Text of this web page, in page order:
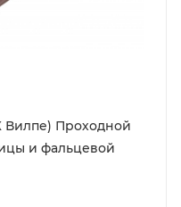
Вилпе) Проходной
и фальцевой